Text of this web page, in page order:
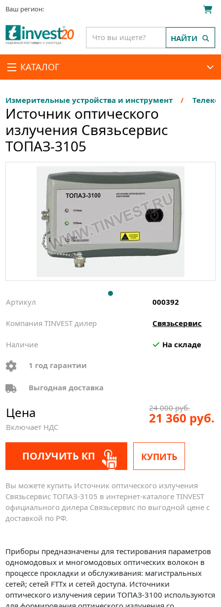
Ваш регион:
КАТАЛОГ
НАЙТИ
Измерительные устройства и инструмент
Источник оптического
излучения Связьсервис
ТОПАЗ-3105
Артикул 000392
Компания TINVEST дилер Связьсервис
Наличие На складе
1 год гарантии
Выгодная доставка
Цена
Включает НДС
24 000 руб.
21 360 руб.
ПОЛУЧИТЬ КП КУПИТЬ
Вы можете купить Источник оптического излучения
Связьсервис ТОПАЗ-3105 в интернет-каталоге TINVEST
официального дилера Связьсервис по выгодной цене с
доставкой по РФ.
Приборы предназначены для тестирования параметров
одномодовых и многомодовых оптических волокон в
процессе прокладки и обслуживания: магистральных
сетей; сетей FTTx и сетей доступа. Источники
оптического излучения серии ТОПАЗ-3100 используются